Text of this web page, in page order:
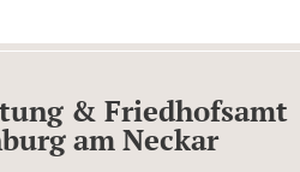
& Friedhofsamt
am Neckar